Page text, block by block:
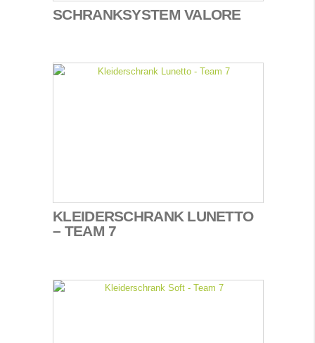
SCHRANKSYSTEM VALORE
KLEIDERSCHRANK LUNETTO
– TEAM 7